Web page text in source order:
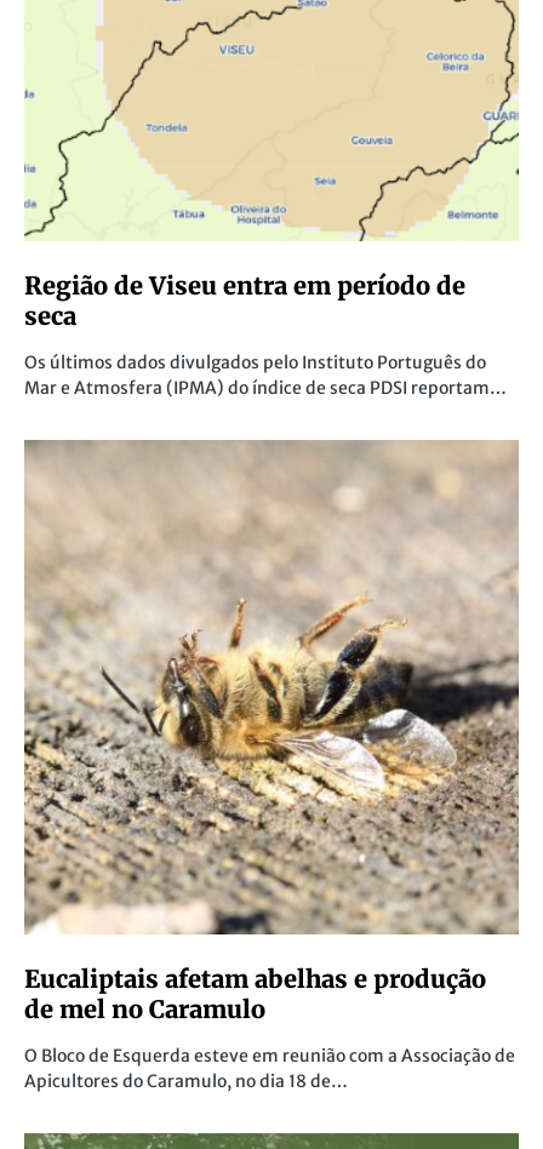
Região de Viseu entra em período de
seca
Os últimos dados divulgados pelo Instituto Português do
Mar e Atmosfera (IPMA) do índice de seca PDSI reportam…
Eucaliptais afetam abelhas e produção
de mel no Caramulo
O Bloco de Esquerda esteve em reunião com a Associação de
Apicultores do Caramulo, no dia 18 de…